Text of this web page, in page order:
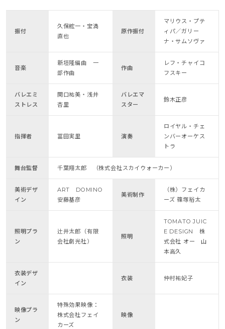
振付
久保綋一・宝満
直也
原作振付
マリウス・プテ
ィパ／ガリー
ナ・サムソヴァ
音楽
新垣隆編曲 一
部作曲
作曲
レフ・チャイコ
フスキー
バレエミ
ストレス
関口祐美・浅井
杏里
バレエマ
スター
鈴木正彦
指揮者 冨田実里 演奏
ロイヤル・チェ
ンバーオーケス
トラ
舞台監督 千葉翔太郎 （株式会社スカイウォーカー）
美術デザ
イン
ART DOMINO
安藤基彦
美術制作
（株）フェイカ
ーズ 篠塚裕太
照明プラ
ン
辻井太郎（有限
会社劇光社）
照明
TOMATO JUIC
E DESIGN 株
式会社 オー 山
本高久
衣装デザ
イン
衣装 仲村祐妃子
映像プラ
ン
特殊効果映像：
株式会社フェイ
カーズ
映像